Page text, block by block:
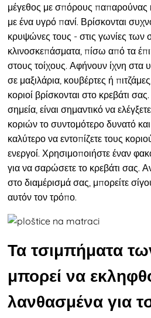
μέγεθος με σπόρους παπαρούνας
με ένα υγρό πανί. Βρίσκονται
κρυψώνες τους - στις γωνίες
κλινοσκεπάσματα, πίσω από τα
στους τοίχους.Αφήνουν ίχνη στα
σε μαξιλάρια, κουβέρτες ή
κοριοί βρίσκονται στο κρεβάτι
σημεία, είναι σημαντικό να
κοριών το συντομότερο δυνατό
καλύτερο να εντοπίζετε τους
ενεργοί. Χρησιμοποιήστε έναν
για να σαρώσετε το κρεβάτι σας.
στο διαμέρισμά σας, μπορείτε
αυτόν τον τρόπο.
Τα τσιμπήματα
μπορεί να
λανθασμένα για